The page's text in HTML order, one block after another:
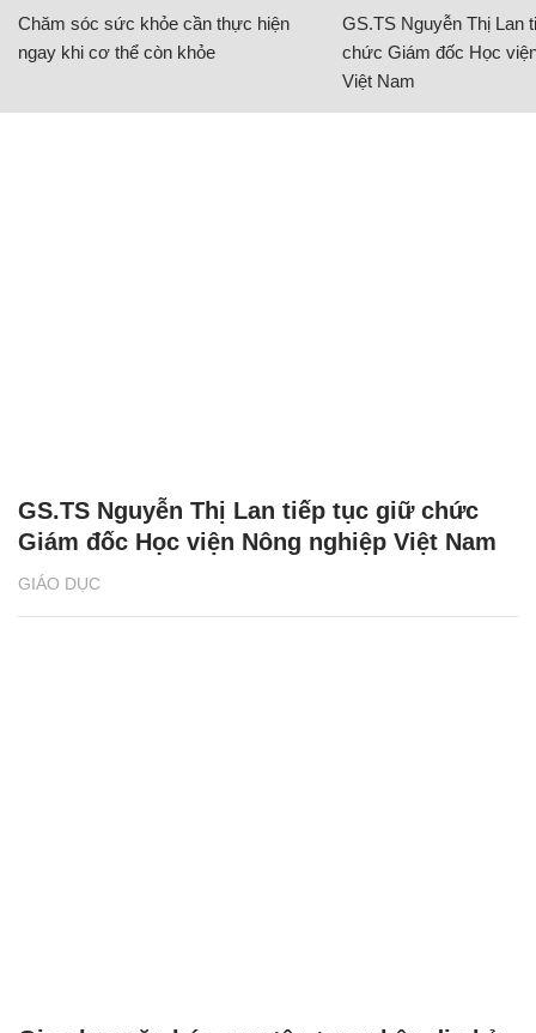
Chăm sóc sức khỏe cần thực hiện
ngay khi cơ thể còn khỏe
GS.TS Nguyễn Thị Lan
chức Giám đốc Học
Việt Nam
GIÁO DỤC
GS.TS Nguyễn Thị Lan tiếp tục giữ chức
Giám đốc Học viện Nông nghiệp Việt Nam